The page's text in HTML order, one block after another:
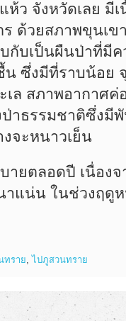
ห้ว จังหวัดเลย มี
ร ด้วยสภาพขุนเ
กับเป็นผืนป่าที่มี
น ซึ่งมีที่ราบน้อย
เล สภาพอากาศ
าธรรมชาติซึ่งมี
จะหนาวเย็น
ายตลอดปี เนื่อง
แน่น ในช่วงฤดู
ทราย,ไปภูสวนทราย